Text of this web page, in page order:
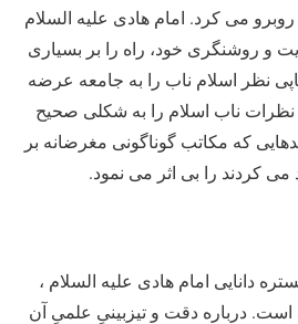
می کرد. امام هادی علیه السلام
و روشنگری خود، راه را بر بسیاری
نظر اسلام ناب را به جامعه عرضه
ناب اسلام را به شکلی صحیح
که مکاتب گوناگونی مغرضانه بر
کردند را بی اثر می نمود.
دانایی امام هادی علیه السلام ،
است. درباره دقت و تیزبینیِ علمیِ آن